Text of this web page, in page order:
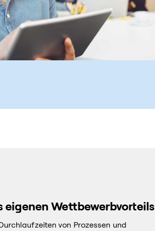
eigenen Wettbewerbvorteils
von Prozessen und